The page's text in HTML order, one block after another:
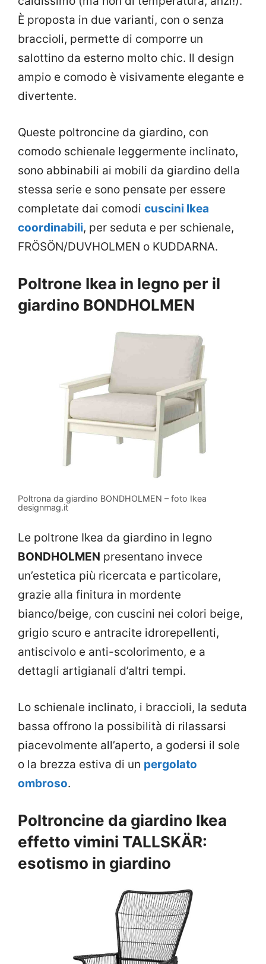
È proposta in due varianti, con o senza
braccioli, permette di comporre un
salottino da esterno molto chic. Il design
ampio e comodo è visivamente elegante e
divertente.
Queste poltroncine da giardino, con
comodo schienale leggermente inclinato,
sono abbinabili ai mobili da giardino della
stessa serie e sono pensate per essere
completate dai comodi cuscini Ikea
coordinabili, per seduta e per schienale,
FRÖSÖN/DUVHOLMEN o KUDDARNA.
Poltrone Ikea in legno per il
giardino BONDHOLMEN
Poltrona da giardino BONDHOLMEN – foto Ikea
designmag.it
Le poltrone Ikea da giardino in legno
BONDHOLMEN presentano invece
un’estetica più ricercata e particolare,
grazie alla finitura in mordente
bianco/beige, con cuscini nei colori beige,
grigio scuro e antracite idrorepellenti,
antiscivolo e anti-scolorimento, e a
dettagli artigianali d’altri tempi.
Lo schienale inclinato, i braccioli, la seduta
bassa offrono la possibilità di rilassarsi
piacevolmente all’aperto, a godersi il sole
o la brezza estiva di un pergolato
ombroso.
Poltroncine da giardino Ikea
effetto vimini TALLSKÄR:
esotismo in giardino